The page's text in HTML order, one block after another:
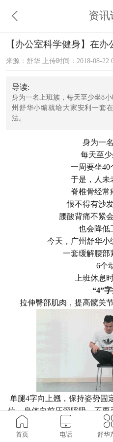
资讯
【办公室科学健身】在
来源：舒华 上传时间：2018-08-22
导读:
身为一名上班族，每天至少坐8
州舒华小编就给大家安利一套
法。
身为一
每天至
一周要坐40
于是，人未
脊椎骨经常
恨不得有沙
腰酸背痛不紧
也会降低
今天，广州舒华小
一套缓解腰部
6个
上班休息
“4”
拉伸臀部肌肉，提高髋关
单腿4字向上翘，保持姿势固
位，身体向前压深呼吸，不
位置保持20-30
侧向
首页 电话 舒华